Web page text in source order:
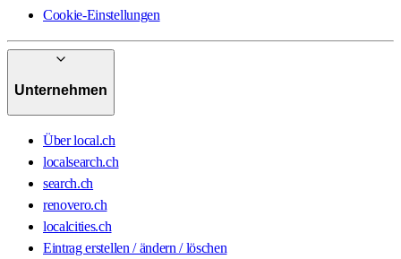
Cookie-Einstellungen
Unternehmen
Über local.ch
localsearch.ch
search.ch
renovero.ch
localcities.ch
Eintrag erstellen / ändern / löschen